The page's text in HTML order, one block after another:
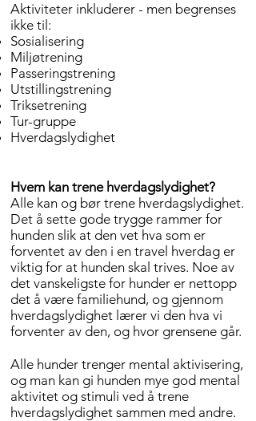
Aktiviteter inkluderer - men begrenses
ikke til:
Sosialisering
Miljøtrening
Passeringstrening
Utstillingstrening
Triksetrening
Tur-gruppe
Hverdagslydighet
Hvem kan trene hverdagslydighet?
Alle kan og bør trene hverdagslydighet.
Det å sette gode trygge rammer for
hunden slik at den vet hva som er
forventet av den i en travel hverdag er
viktig for at hunden skal trives. Noe av
det vanskeligste for hunder er nettopp
det å være familiehund, og gjennom
hverdagslydighet lærer vi den hva vi
forventer av den, og hvor grensene går.
Alle hunder trenger mental aktivisering,
og man kan gi hunden mye god mental
aktivitet og stimuli ved å trene
hverdagslydighet sammen med andre.